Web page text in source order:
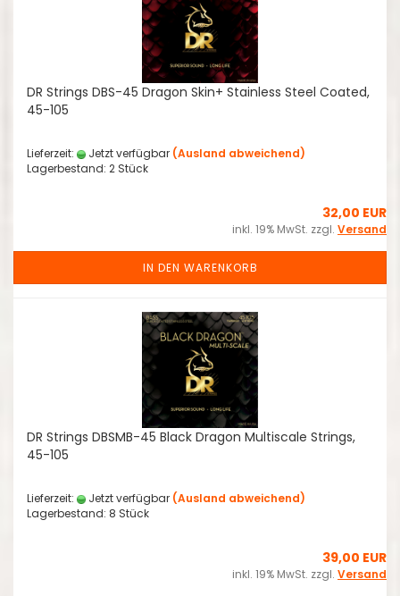
DR Strings DBS-45 Dragon Skin+ Stainless Steel Coated,
45-105
Lieferzeit: Jetzt verfügbar (Ausland abweichend)
Lagerbestand: 2 Stück
32,00 EUR
inkl. 19% MwSt. zzgl. Versand
IN DEN WARENKORB
DR Strings DBSMB-45 Black Dragon Multiscale Strings,
45-105
Lieferzeit: Jetzt verfügbar (Ausland abweichend)
Lagerbestand: 8 Stück
39,00 EUR
inkl. 19% MwSt. zzgl. Versand